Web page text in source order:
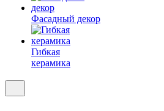
Фасадный декор
Гибкая
керамика